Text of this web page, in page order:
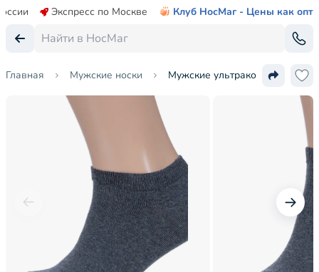
Экспресс по Москве Клуб НосМаг - Цены как опт
Главная Мужские носки Мужские ультракороткие